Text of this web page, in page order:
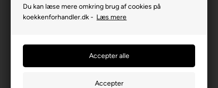
Du kan læse mere omkring brug af cookies på
koekkenforhandler.dk - Læs mere
Vores kunder fortæller...